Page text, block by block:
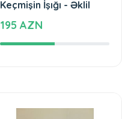
Keçmişin İşığı - Əklil
195 AZN